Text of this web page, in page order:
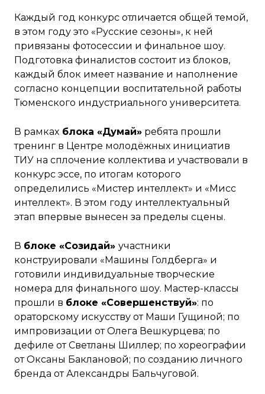
Каждый год конкурс отличается общей темой,
в этом году это «Русские сезоны», к ней
привязаны фотосессии и финальное шоу.
Подготовка финалистов состоит из блоков,
каждый блок имеет название и наполнение
согласно концепции воспитательной работы
Тюменского индустриального университета.
В рамках блока «Думай» ребята прошли
тренинг в Центре молодёжных инициатив
ТИУ на сплочение коллектива и участвовали в
конкурс эссе, по итогам которого
определились «Мистер интеллект» и «Мисс
интеллект». В этом году интеллектуальный
этап впервые вынесен за пределы сцены.
В блоке «Созидай» участники
конструировали «Машины Голдберга» и
готовили индивидуальные творческие
номера для финального шоу. Мастер-классы
прошли в блоке «Совершенствуй»: по
ораторскому искусству от Маши Гущиной; по
импровизации отОлега Вешкурцева; по
дефиле отСветланы Шиллер; по хореографии
отОксаны Баклановой; по созданию личного
бренда отАлександры Бальчуговой.